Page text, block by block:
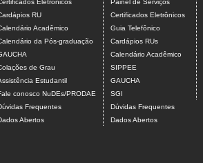
RU
Acadêmico
da Pós-graduação
de Grau
Estudantil
conosco NuDEs/PRODAE
Frequentes
Abertos
Certificados Eletrônicos
Guia Telefônico
Cardápios RUs
Calendário Acadêmico
SIPPEE
GAUCHA
SGI
Dúvidas Frequentes
Dados Abertos